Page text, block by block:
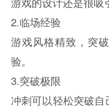
2.临场经验
游戏风格精致，突
验。
3.突破极限
冲刺可以轻松突破自